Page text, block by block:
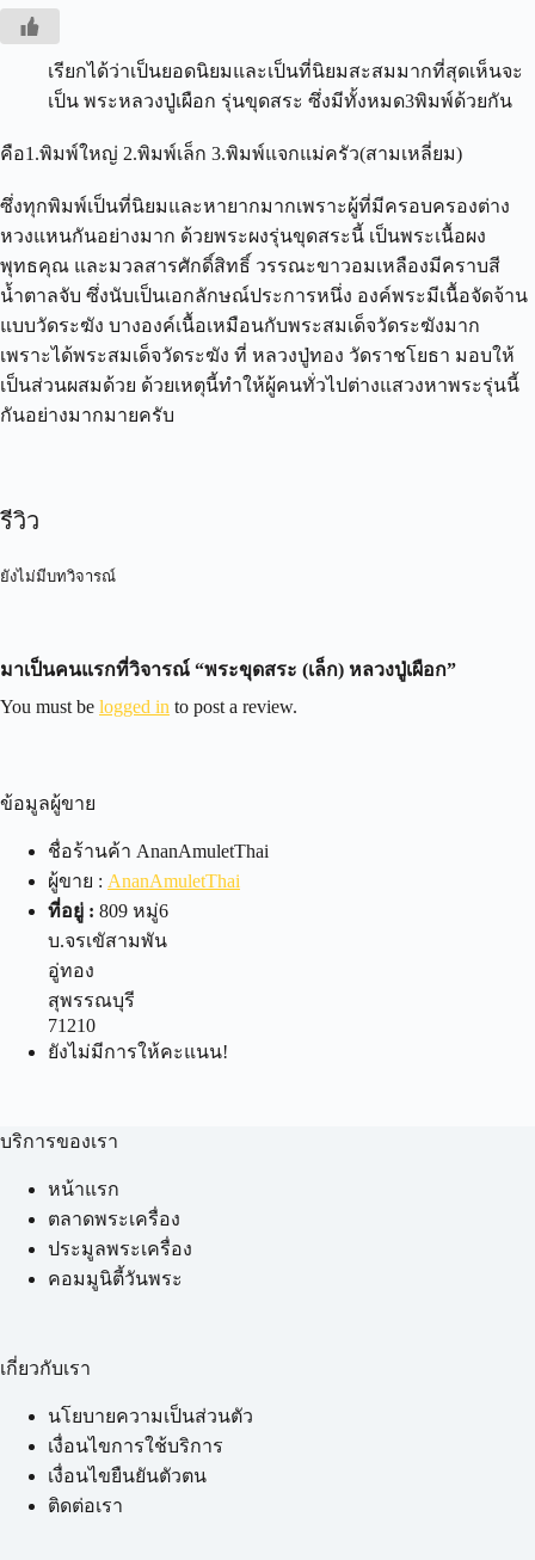
เรียกได้ว่าเป็นยอดนิยมและเป็นที่นิยมสะสมมากที่สุดเห็นจะ
เป็น พระหลวงปู่เผือก รุ่นขุดสระ ซึ่งมีทั้งหมด3พิมพ์ด้วยกัน
คือ1.พิมพ์ใหญ่ 2.พิมพ์เล็ก 3.พิมพ์แจกแม่ครัว(สามเหลี่ยม)
ซึ่งทุกพิมพ์เป็นที่นิยมและหายากมากเพราะผู้ที่มีครอบครองต่าง
หวงแหนกันอย่างมาก ด้วยพระผงรุ่นขุดสระนี้ เป็นพระเนื้อผง
พุทธคุณ และมวลสารศักดิ์สิทธิ์ วรรณะขาวอมเหลืองมีคราบสี
น้ำตาลจับ ซึ่งนับเป็นเอกลักษณ์ประการหนึ่ง องค์พระมีเนื้อจัดจ้าน
แบบวัดระฆัง บางองค์เนื้อเหมือนกับพระสมเด็จวัดระฆังมาก
เพราะได้พระสมเด็จวัดระฆัง ที่ หลวงปู่ทอง วัดราชโยธา มอบให้
เป็นส่วนผสมด้วย ด้วยเหตุนี้ทำให้ผู้คนทั่วไปต่างแสวงหาพระรุ่นนี้
กันอย่างมากมายครับ
รีวิว
ยังไม่มีบทวิจารณ์
มาเป็นคนแรกที่วิจารณ์ “พระขุดสระ (เล็ก) หลวงปู่เผือก”
You must be logged in to post a review.
ข้อมูลผู้ขาย
ชื่อร้านค้า AnanAmuletThai
ผู้ขาย : AnanAmuletThai
ที่อยู่ : 809 หมู่6
บ.จรเขัสามพัน
อู่ทอง
สุพรรณบุรี
71210
ยังไม่มีการให้คะแนน!
บริการของเรา
หน้าแรก
ตลาดพระเครื่อง
ประมูลพระเครื่อง
คอมมูนิตี้วันพระ
เกี่ยวกับเรา
นโยบายความเป็นส่วนตัว
เงื่อนไขการใช้บริการ
เงื่อนไขยืนยันตัวตน
ติดต่อเรา